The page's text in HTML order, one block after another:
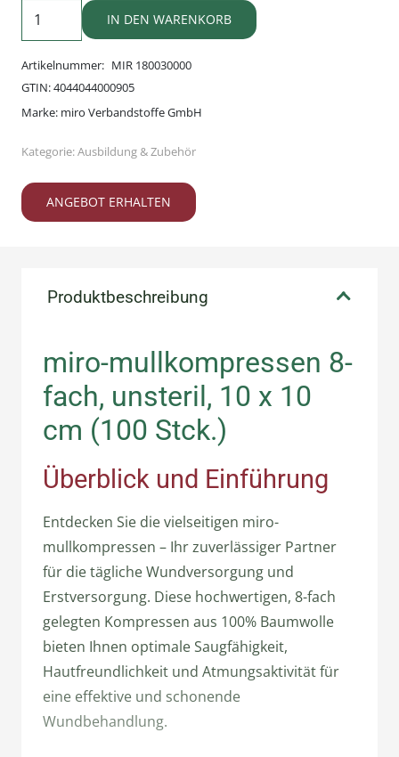
miro-
mullkompressen
8-
fach,
unsteril,
x
10
cm
IN DEN WARENKORB
Artikelnummer: MIR 180030000
GTIN:4044044000905
Marke: miro Verbandstoffe GmbH
Kategorie:Ausbildung & Zubehör
ANGEBOT ERHALTEN
Produktbeschreibung
miro-mullkompressen 8-
fach, unsteril, 10 x 10
cm (100 Stck.)
Überblick und Einführung
Entdecken Sie die vielseitigen miro-
mullkompressen – Ihr zuverlässiger Partner
für die tägliche Wundversorgung und
Erstversorgung. Diese hochwertigen, 8-fach
gelegten Kompressen aus 100% Baumwolle
bieten Ihnen optimale Saugfähigkeit,
Hautfreundlichkeit und Atmungsaktivität für
eine effektive und schonende
Wundbehandlung.